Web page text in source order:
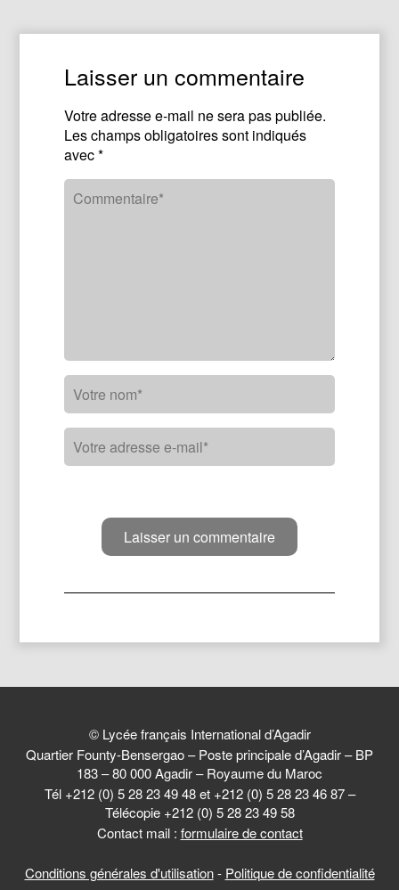
Laisser un commentaire
Votre adresse e-mail ne sera pas publiée.
Les champs obligatoires sont indiqués
avec*
© Lycée français International d’Agadir
Quartier Founty-Bensergao – Poste principale d’Agadir – BP
183 – 80 000 Agadir – Royaume du Maroc
Tél +212 (0) 5 28 23 49 48 et +212 (0) 5 28 23 46 87 –
Télécopie +212 (0) 5 28 23 49 58
Contact mail : formulaire de contact
Conditions générales d'utilisation- Politique de confidentialité